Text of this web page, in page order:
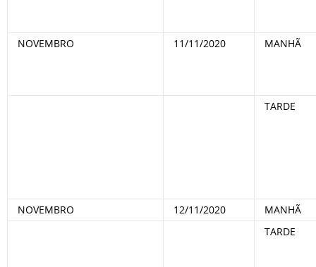
NOVEMBRO 11/11/2020 MANHÃ
TARDE
NOVEMBRO 12/11/2020
MANHÃ
TARDE